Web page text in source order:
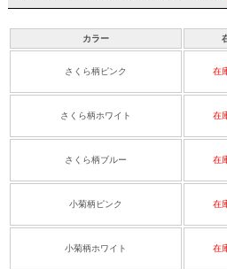
カラー
さくら柄ピンク 在
さくら柄ホワイト 在
さくら柄ブルー 在
小菊柄ピンク 在
小菊柄ホワイト 在